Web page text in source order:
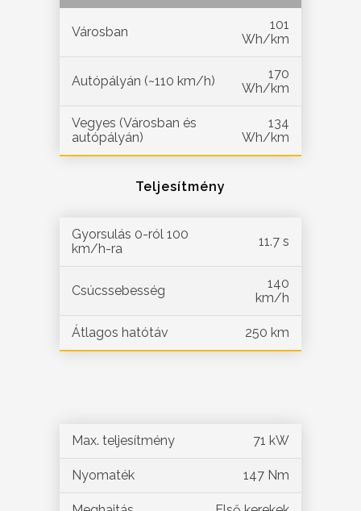
Városban
101
Wh/km
Autópályán (~110 km/h)
170
Wh/km
Vegyes (Városban és
autópályán)
134
Wh/km
Teljesítmény
Gyorsulás 0-ról 100
km/h-ra
11.7 s
Csúcssebesség
140
km/h
Átlagos hatótáv 250 km
Max. teljesítmény 71 kW
Nyomaték 147 Nm